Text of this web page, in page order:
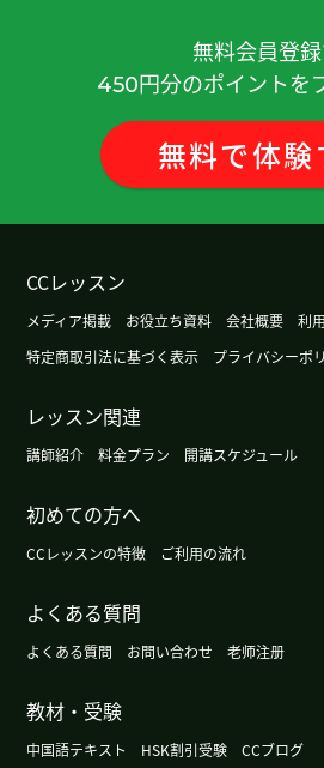
( 40代 男性 )
いつも楽しく会話しています。
えてくれてありがとうござい
老师也辛苦了！( 女性 )
冷。( 女性 )
今天广州的天气有点儿冷。( 女
这周有点凉快，不过周末气温会
我又盲棋来了。( 女性 )
广州的天气渐渐有秋天的感觉了
这部小说比较简单,但是有意思。
無料会員登
450円分のポイントを
無料で体験
CCレッスン
メディア掲載 お役立ち資料 会社概要
利
特定商取引法に基づく表示
プライバシーポ
レッスン関連
講師紹介 料金プラン 開講スケジュール
初めての方へ
CCレッスンの特徴 ご利用の流れ
よくある質問
よくある質問 お問い合わせ 老师注册
教材・受験
中国語テキスト HSK割引受験 CCブログ